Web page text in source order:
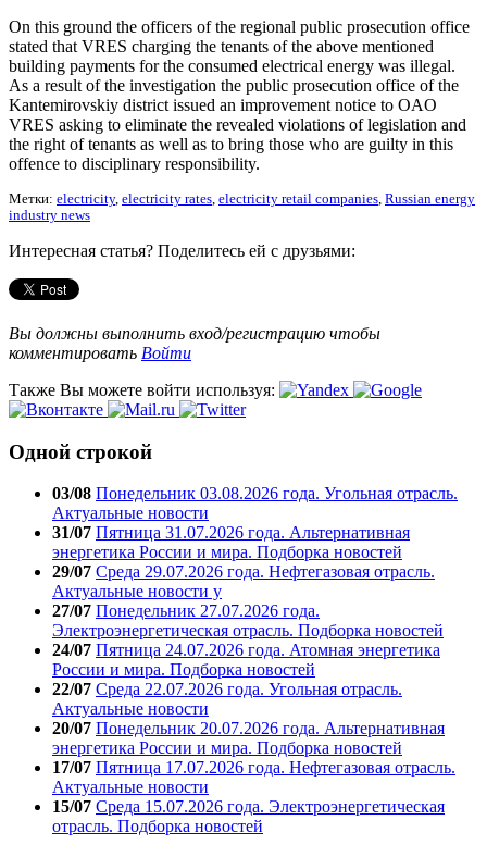
On this ground the officers of the regional public prosecution office
stated that VRES charging the tenants of the above mentioned
building payments for the consumed electrical energy was illegal.
As a result of the investigation the public prosecution office of the
Kantemirovskiy district issued an improvement notice to OAO
VRES asking to eliminate the revealed violations of legislation and
the right of tenants as well as to bring those who are guilty in this
offence to disciplinary responsibility.
Метки: electricity, electricity rates, electricity retail companies, Russian energy
industry news
Интересная статья? Поделитесь ей с друзьями:
Вы должны выполнить вход/регистрацию чтобы
комментировать Войти
Также Вы можете войти используя:
Одной строкой
03/08 Понедельник 03.08.2026 года. Угольная отрасль.
Актуальные новости
31/07 Пятница 31.07.2026 года. Альтернативная
энергетика России и мира. Подборка новостей
29/07 Среда 29.07.2026 года. Нефтегазовая отрасль.
Актуальные новости у
27/07 Понедельник 27.07.2026 года.
Электроэнергетическая отрасль. Подборка новостей
24/07 Пятница 24.07.2026 года. Атомная энергетика
России и мира. Подборка новостей
22/07 Среда 22.07.2026 года. Угольная отрасль.
Актуальные новости
20/07 Понедельник 20.07.2026 года. Альтернативная
энергетика России и мира. Подборка новостей
17/07 Пятница 17.07.2026 года. Нефтегазовая отрасль.
Актуальные новости
15/07 Среда 15.07.2026 года. Электроэнергетическая
отрасль. Подборка новостей